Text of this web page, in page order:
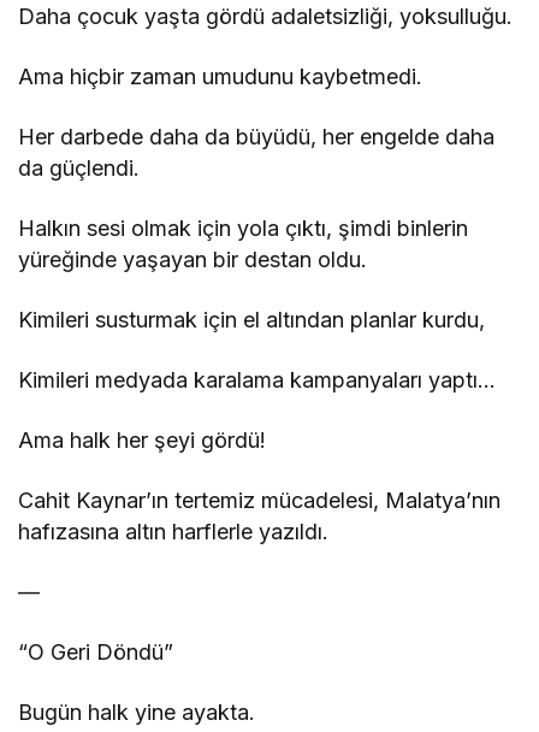
Daha çocuk yaşta gördü adaletsizliği, yoksulluğu.
Ama hiçbir zaman umudunu kaybetmedi.
Her darbede daha da büyüdü, her engelde daha
da güçlendi.
Halkın sesi olmak için yola çıktı, şimdi binlerin
yüreğinde yaşayan bir destan oldu.
Kimileri susturmak için el altından planlar kurdu,
Kimileri medyada karalama kampanyaları yaptı…
Ama halk her şeyi gördü!
Cahit Kaynar’ın tertemiz mücadelesi, Malatya’nın
hafızasına altın harflerle yazıldı.
—
“O Geri Döndü”
Bugün halk yine ayakta.